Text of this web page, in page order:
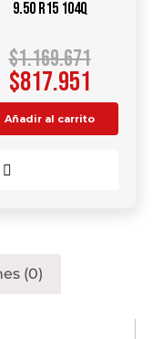
9.50 R15 104Q
$1.169.671
$817.951
Añadir al carrito
(0)